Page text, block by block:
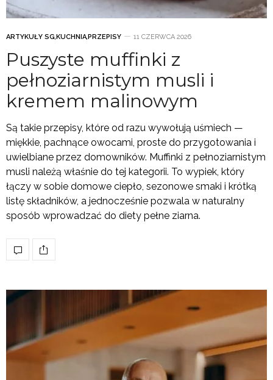
ARTYKUŁY SG,KUCHNIA,PRZEPISY 11 CZERWCA 2026
Puszyste muffinki z
pełnoziarnistym musli i
kremem malinowym
Są takie przepisy, które od razu wywołują uśmiech —
miękkie, pachnące owocami, proste do przygotowania i
uwielbiane przez domowników. Muffinki z pełnoziarnistym
musli należą właśnie do tej kategorii. To wypiek, który
łączy w sobie domowe ciepło, sezonowe smaki i krótką
listę składników, a jednocześnie pozwala w naturalny
sposób wprowadzać do diety pełne ziarna.